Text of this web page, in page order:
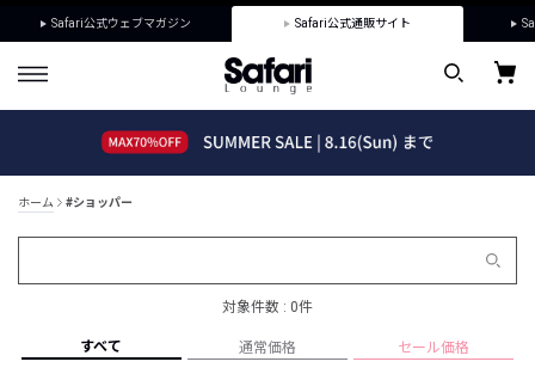
Safari公式ウェブマガジン Safari公式通販サイト
ホーム #ショッパー
対象件数 : 0件
すべて 通常価格 セール価格